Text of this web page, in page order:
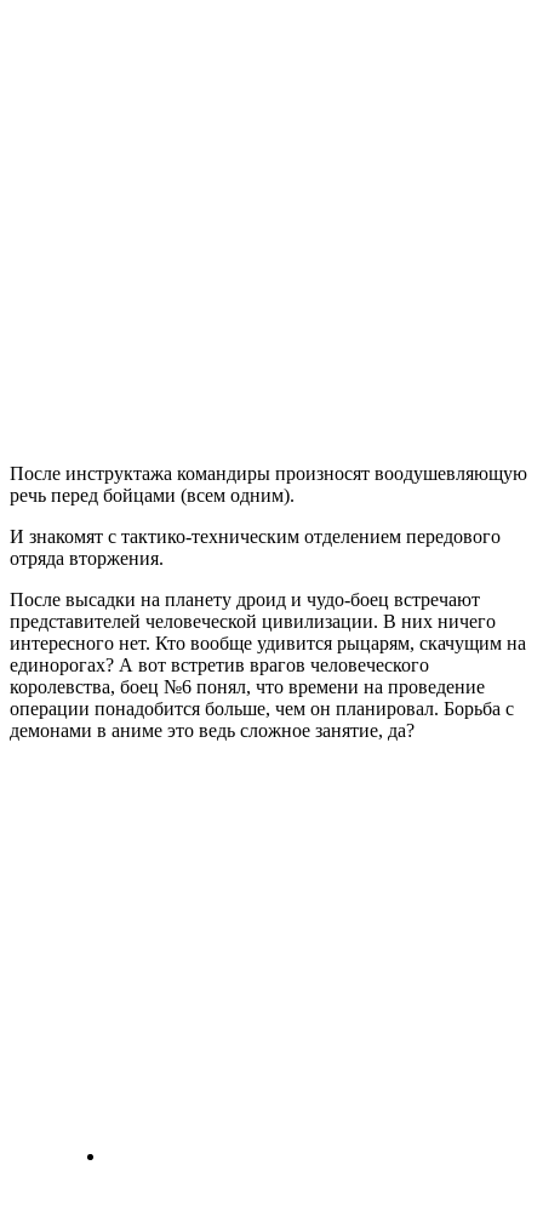
После инструктажа командиры произносят воодушевляющую
речь перед бойцами (всем одним).
И знакомят с тактико-техническим отделением передового
отряда вторжения.
После высадки на планету дроид и чудо-боец встречают
представителей человеческой цивилизации. В них ничего
интересного нет. Кто вообще удивится рыцарям, скачущим на
единорогах? А вот встретив врагов человеческого
королевства, боец №6 понял, что времени на проведение
операции понадобится больше, чем он планировал. Борьба с
демонами в аниме это ведь сложное занятие, да?